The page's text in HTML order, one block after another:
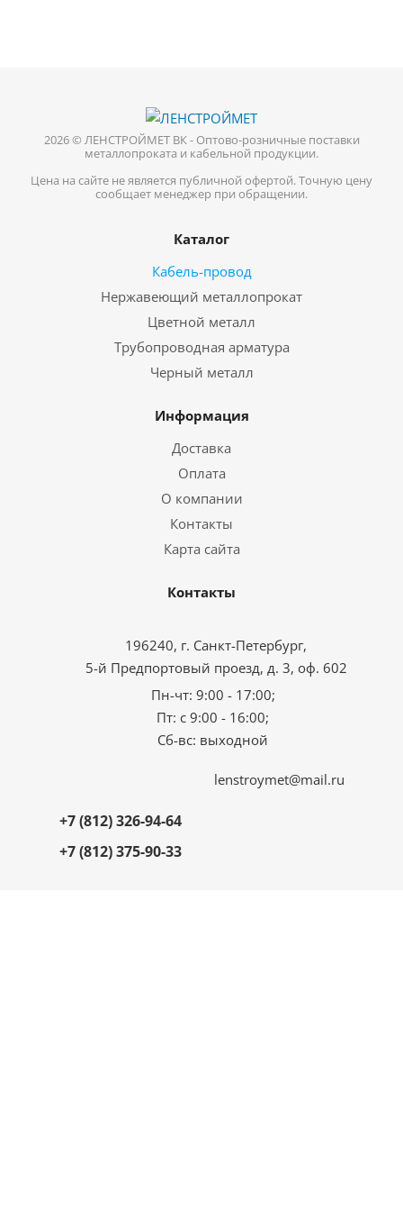
2026 © ЛЕНСТРОЙМЕТ ВК - Оптово-розничные поставки
металлопроката и кабельной продукции.
Цена на сайте не является публичной офертой. Точную цену
сообщает менеджер при обращении.
Каталог
Кабель-провод
Нержавеющий металлопрокат
Цветной металл
Трубопроводная арматура
Черный металл
Информация
Доставка
Оплата
О компании
Контакты
Карта сайта
Контакты
196240, г. Санкт-Петербург,
5-й Предпортовый проезд, д. 3, оф. 602
Пн-чт: 9:00 - 17:00;
Пт: с 9:00 - 16:00;
Сб-вс: выходной
+7 (812) 326-94-64
+7 (812) 375-90-33
lenstroymet@mail.ru